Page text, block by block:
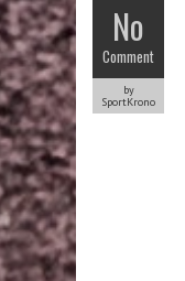
No
Comment
by
SportKrono